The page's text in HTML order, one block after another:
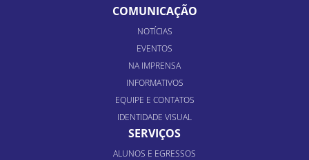
COMUNICAÇÃO
NOTÍCIAS
EVENTOS
NA IMPRENSA
INFORMATIVOS
EQUIPE E CONTATOS
IDENTIDADE VISUAL
SERVIÇOS
ALUNOS E EGRESSOS